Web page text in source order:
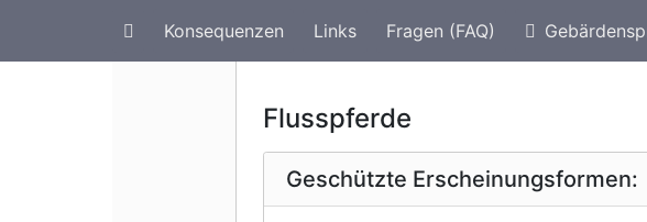
Konsequenzen Links Fragen (FAQ)
Flusspferde
Geschützte Erscheinungsformen: